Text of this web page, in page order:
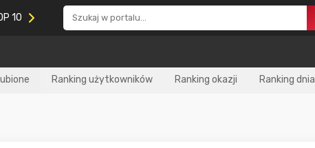
10
Ranking użytkowników Ranking okazji Ranking dnia